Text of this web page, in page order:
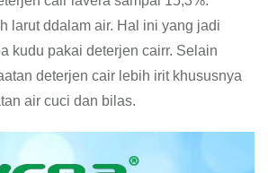
larut ddalam air. Hal ini yang jadi
kudu pakai deterjen cairr. Selain
deterjen cair lebih irit khususnya
air cuci dan bilas.